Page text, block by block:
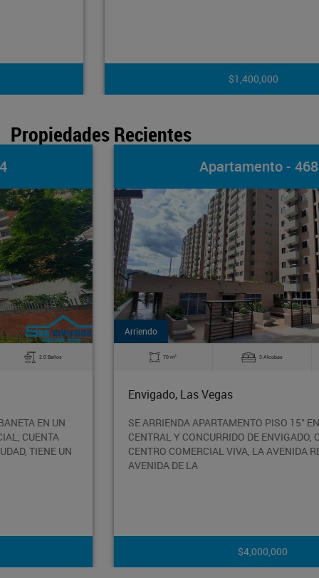
Propiedades Recientes
Apartamento - 4683
Arriendo
3 Alcobas 2.0 Baños
Envigado, Las Vegas
SE ARRIENDA APARTAMENTO PISO 15° EN UN SECTOR
CENTRAL Y CONCURRIDO DE ENVIGADO, CERCA AL
CENTRO COMERCIAL VIVA, LA AVENIDA REGIONAL Y LA